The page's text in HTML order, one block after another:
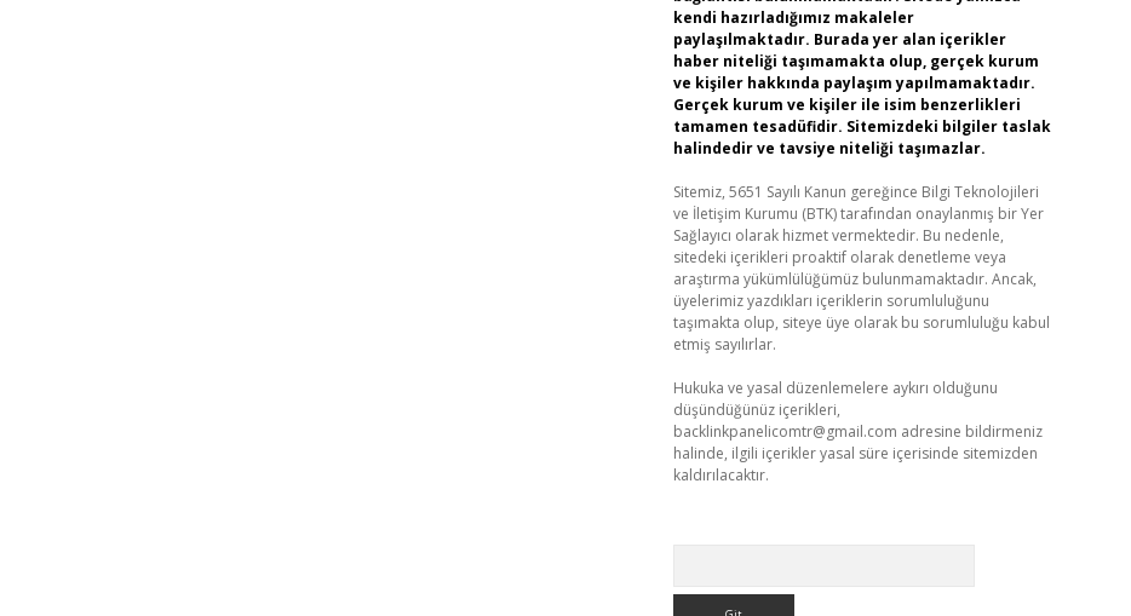
kendi hazırladığımız makaleler
paylaşılmaktadır. Burada yer alan içerikler
haber niteliği taşımamakta olup, gerçek kurum
ve kişiler hakkında paylaşım yapılmamaktadır.
Gerçek kurum ve kişiler ile isim benzerlikleri
tamamen tesadüfidir. Sitemizdeki bilgiler taslak
halindedir ve tavsiye niteliği taşımazlar.
Sitemiz, 5651 Sayılı Kanun gereğince Bilgi Teknolojileri
ve İletişim Kurumu (BTK) tarafından onaylanmış bir Yer
Sağlayıcı olarak hizmet vermektedir. Bu nedenle,
sitedeki içerikleri proaktif olarak denetleme veya
araştırma yükümlülüğümüz bulunmamaktadır. Ancak,
üyelerimiz yazdıkları içeriklerin sorumluluğunu
taşımakta olup, siteye üye olarak bu sorumluluğu kabul
etmiş sayılırlar.
Hukuka ve yasal düzenlemelere aykırı olduğunu
düşündüğünüz içerikleri,
backlinkpanelicomtr@gmail.com adresine bildirmeniz
halinde, ilgili içerikler yasal süre içerisinde sitemizden
kaldırılacaktır.